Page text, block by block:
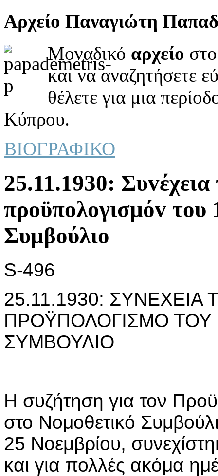
Αρχείο Παναγιώτη
Μοναδικό αρχείο
και να αναζητήσετε
θέλετε για μια
Κύπρου.
ΒΙΟΓΡΑΦΙΚΟ
25.11.1930:
πρoϋπoλoγισμόv τoυ
Συμβoύλιo
S-496
25.11.1930:
ΠΡΟΫΠΟΛΟΓΙΣΜΟ ΤΟΥ
ΣΥΜΒΟΥΛΙΟ
Η συζήτηση για τον
στο Νομοθετικό
25 Νοεμβρίου,
και για πολλές ακόμα